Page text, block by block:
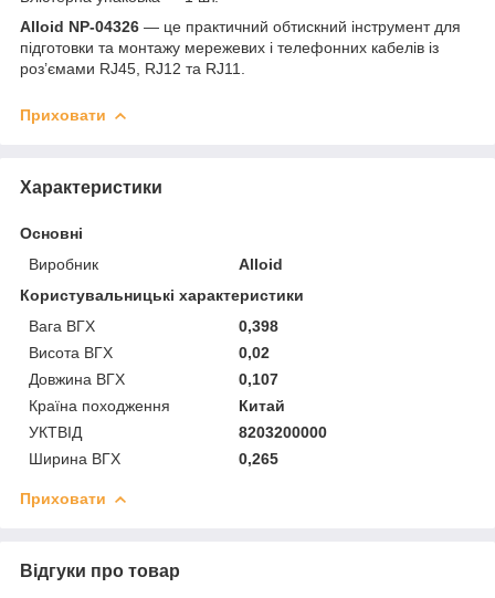
Alloid NP-04326 — це практичний обтискний інструмент для
підготовки та монтажу мережевих і телефонних кабелів із
роз’ємами RJ45, RJ12 та RJ11.
Приховати
Характеристики
Основні
Виробник
Alloid
Користувальницькі характеристики
Вага ВГХ
0,398
Висота ВГХ
0,02
Довжина ВГХ
0,107
Країна походження
Китай
УКТВІД
8203200000
Ширина ВГХ
0,265
Приховати
Відгуки про товар